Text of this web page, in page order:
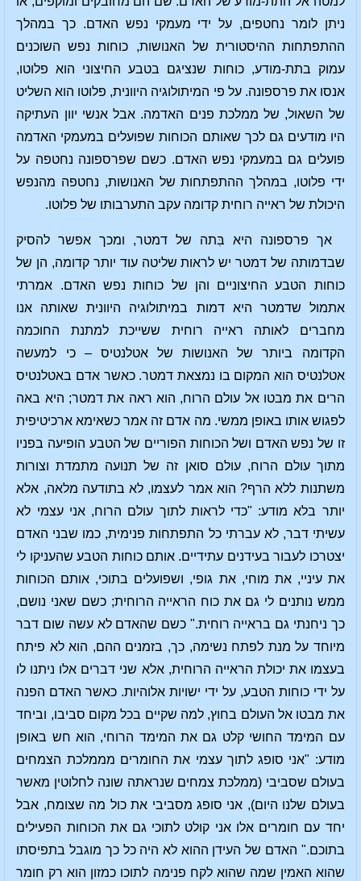
ניתן לומר נחטפים, על ידי מעמקי נפש האדם. כך במהלך
ההתפתחות ההיסטורית של האנושות, כוחות נפש השוכנים
עמוק בתת-מודע, כוחות שנציגם בטבע החיצוני הוא פלוטו,
אנסו את פרספונה. על פי המיתולוגיה היוונית, פלוטו הוא השליט
של השאול, של ממלכת פנים האדמה. אבל אנשי יוון העתיקה
היו מודעים גם לכך שאותם הכוחות שפועלים במעמקי האדמה
פועלים גם במעמקי נפש האדם. כשם שפרספונה נחטפה על
ידי פלוטו, במהלך ההתפתחות של האנושות, נחטפה מהנפש
היכולת של ראייה רוחית קדומה עקב התערבותו של פלוטו.
אך פרספונה היא בִּתה של דמטר, ומכך אפשר להסיק
שבדמותה של דמטר יש לראות שליטה עוד יותר קדומה, הן של
כוחות הטבע החיצוניים והן של כוחות נפש האדם. אמרתי
אתמול שדמטר היא דמות במיתולוגיה היוונית שאותה אנו
מחברים לאותה ראייה רוחית ששייכת למתנת החוכמה
הקדומה ביותר של האנושות של אטלנטיס – כי למעשה
אטלנטיס הוא המקום בו נמצאת דמטר. כאשר אדם באטלנטיס
הרים את מבטו אל עולם הרוח, הוא ראה את דמטר; היא באה
לפגוש אותו באופן ממשי. מה אדם זה אמר כשאימא ארכיטיפית
זו של נפש האדם ושל הכוחות הפוריים של הטבע הופיעה בפניו
מתוך עולם הרוח, עולם סואן זה של תנועה מתמדת וצורות
משתנות ללא הרף? הוא אמר לעצמו, לא בתודעה מלאה, אלא
יותר בלא מודע: "כדי לראות לתוך עולם הרוח, אני עצמי לא
עשיתי דבר, לא עברתי כל התפתחות פנימית, כמו שבני האדם
יצטרכו לעבור בעידנים עתידיים. אותם כוחות הטבע שהעניקו לי
את עיניי, את מוחי, את גופי, ושפועלים בתוכי, אותם הכוחות
ממש נותנים לי גם את כוח הראייה הרוחית; כשם שאני נושם,
כך ניחנתי גם בראייה רוחית." כשם שהאדם לא עשה שום דבר
מיוחד על מנת לפתח נשימה, כך, בזמנים ההם, הוא לא פיתח
בעצמו את יכולת הראייה הרוחית, אלא שני דברים אלו ניתנו לו
על ידי כוחות הטבע, על ידי ישויות אלוהיות. כאשר האדם הפנה
את מבטו אל העולם בחוץ, למה שקיים בכל מקום סביבו, וביחד
עם המימד החושי קלט גם את המימד הרוחי, הוא חש באופן
מודע: "אני סופג לתוך עצמי את החומרים מממלכת הצמחים
בעולם שסביבי (ממלכת צמחים שנראתה שונה לחלוטין מאשר
בעולם שלנו היום), אני סופג מסביבי את כול מה שצומח, אבל
יחד עם חומרים אלו אני קולט לתוכי גם את הכוחות הפעילים
בתוכם." האדם של העידן ההוא לא היה כל כך מוגבל בתפיסתו
שהוא האמין שמה שהוא לקח פנימה לתוכו כמזון הוא רק חומר